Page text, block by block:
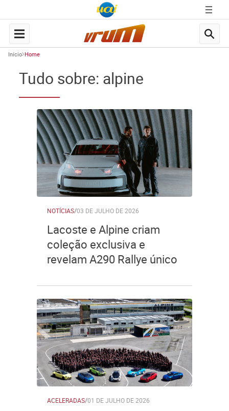
Início Home
Tudo sobre: alpine
NOTÍCIAS/03 DE JULHO DE 2026
Lacoste e Alpine criam
coleção exclusiva e
revelam A290 Rallye único
ACELERADAS/01 DE JULHO DE 2026